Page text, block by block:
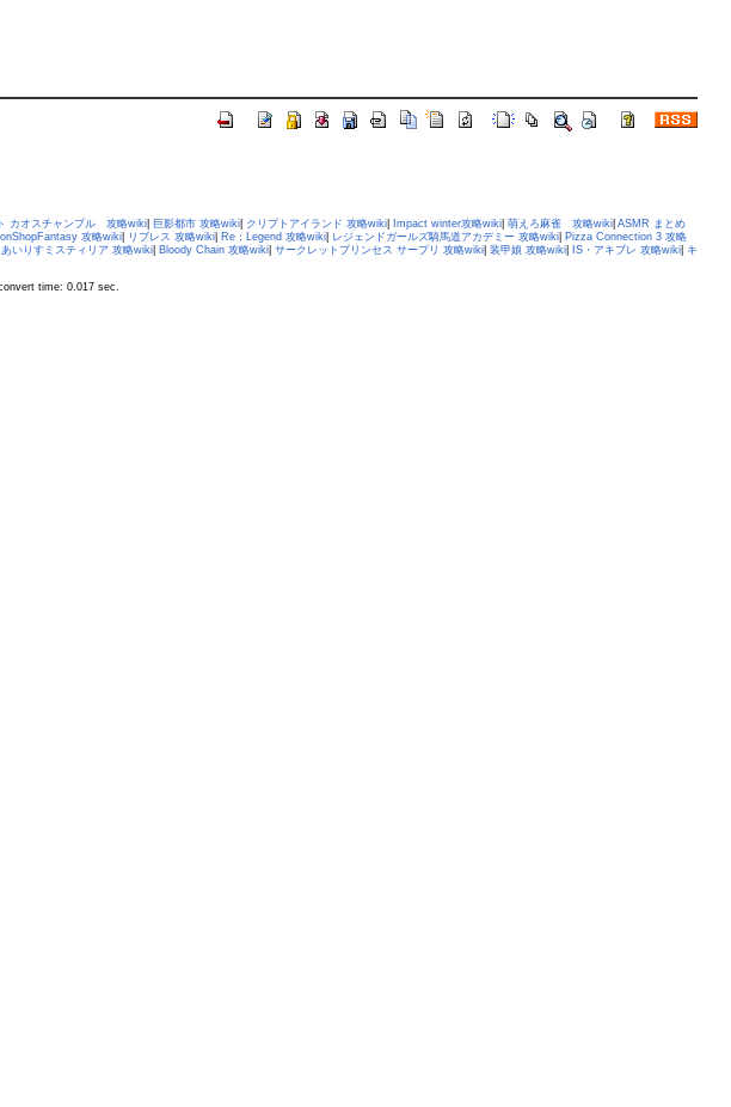
カオスチャンプル 攻略wiki| 巨影都市 攻略wiki| クリプトアイランド 攻略wiki| Impact winter攻略wiki| 萌えろ麻雀 攻略wiki| ASMR まとめ
攻略wiki| リブレス 攻略wiki| Re：Legend 攻略wiki| レジェンドガールズ騎馬道アカデミー 攻略wiki| Pizza Connection 3 攻略
いりすミスティリア 攻略wiki| Bloody Chain 攻略wiki| サークレットプリンセス サープリ 攻略wiki| 装甲娘 攻略wiki| IS・アキブレ 攻略wiki| キ
time: 0.017 sec.